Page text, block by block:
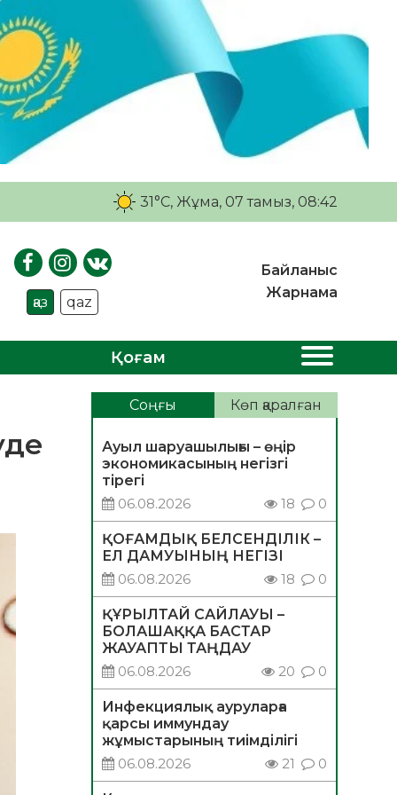
31°C, Жұма, 07 тамыз, 08:42
қаз qaz
Байланыс
Жарнама
Қоғам
Соңғы Көп қаралған
Ауыл шаруашылығы – өңір
экономикасының негізгі
тірегі
06.08.2026
18 0
ҚОҒАМДЫҚ БЕЛСЕНДІЛІК –
ЕЛ ДАМУЫНЫҢ НЕГІЗІ
06.08.2026
18 0
ҚҰРЫЛТАЙ САЙЛАУЫ –
БОЛАШАҚҚА БАСТАР
ЖАУАПТЫ ТАҢДАУ
06.08.2026
20 0
Инфекциялық ауруларға
қарсы иммундау
жұмыстарының тиімділігі
06.08.2026
21 0